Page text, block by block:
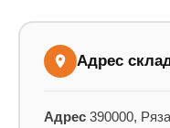
Адрес
Адрес390000,